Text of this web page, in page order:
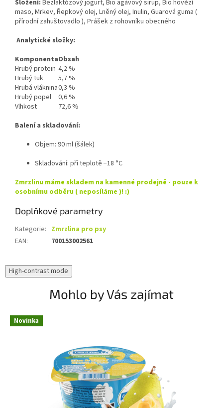
Složení: Bezlaktózový jogurt, Bio agávový sirup, Bio hovězí
maso, Mrkev, Řepkový olej, Lněný olej, Inulin, Guarová guma (
přírodní zahuštovadlo ), Prášek z rohovníku obecného
Analytické složky:
KomponentaObsah
Hrubý protein 4,2 %
Hrubý tuk
5,7 %
Hrubá vláknina0,3 %
Hrubý popel
0,6 %
Vlhkost
72,6 %
Balení a skladování:
Objem: 90 ml (šálek)
Skladování: při teplotě −18 °C
Zmrzlinu máme skladem na kamenné prodejně - pouze k
osobnímu odběru ( neposíláme )! :)
Doplňkové parametry
Kategorie: Zmrzlina pro psy
EAN: 700153002561
High-contrast mode
Mohlo by Vás zajímat
Novinka